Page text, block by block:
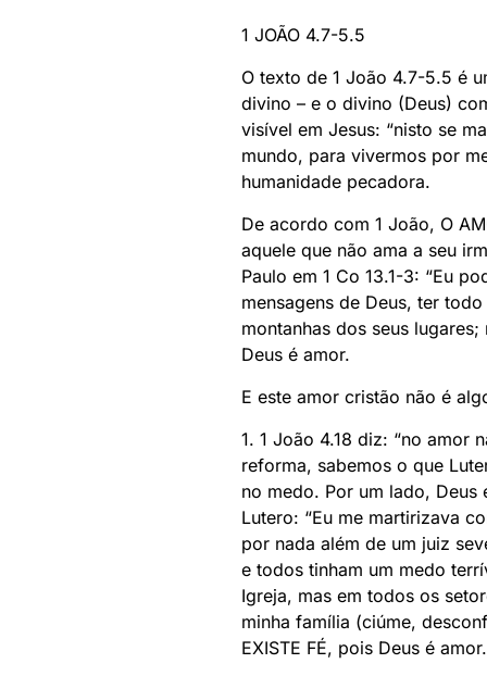
1 JOÃO 4.7-5.5
O texto de 1 João 4.7-5.5 é
divino – e o divino (Deus)
visível em Jesus: “nisto se
mundo, para vivermos por
humanidade pecadora.
De acordo com 1 João, O
aquele que não ama a seu
Paulo em 1 Co 13.1-3: “Eu
mensagens de Deus, ter
montanhas dos seus lugares;
Deus é amor.
E este amor cristão não é
1. 1 João 4.18 diz: “no amor
reforma, sabemos o que
no medo. Por um lado,
Lutero: “Eu me martirizava
por nada além de um juiz
e todos tinham um medo
Igreja, mas em todos os
minha família (ciúme,
EXISTE FÉ, pois Deus é amor.